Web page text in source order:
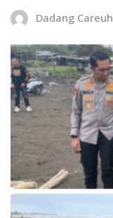
Dadang Careuh